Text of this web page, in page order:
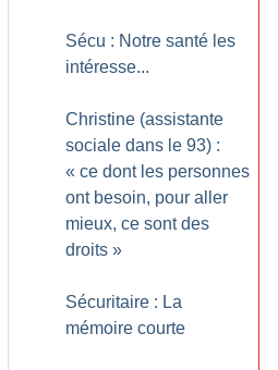
Sécu : Notre santé les
intéresse...
Christine (assistante
sociale dans le 93) :
« ce dont les personnes
ont besoin, pour aller
mieux, ce sont des
droits »
Sécuritaire : La
mémoire courte